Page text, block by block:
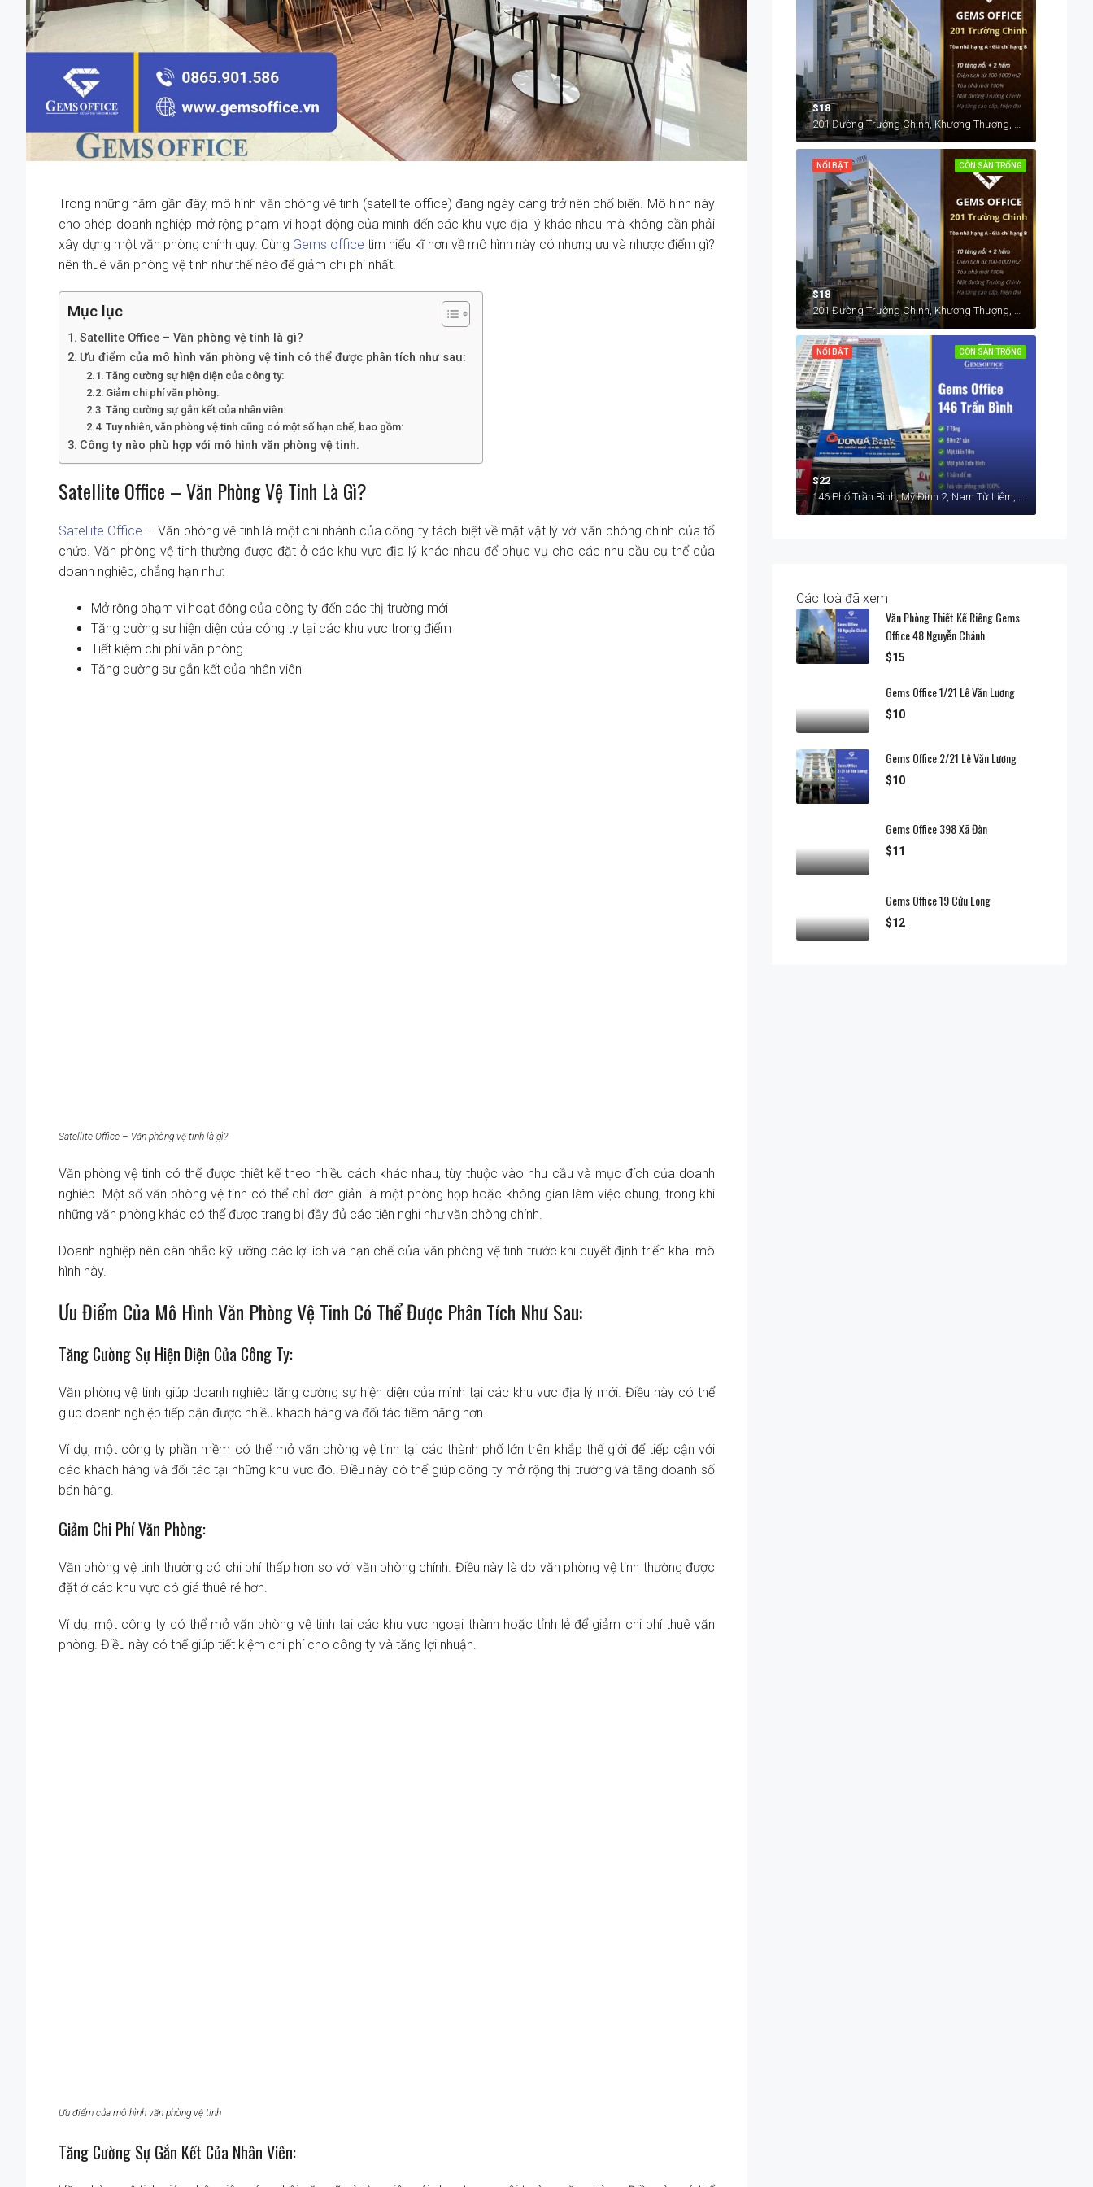
Trong những năm gần đây, mô hình văn phòng vệ tinh (satellite office) đang ngày càng trở nên phổ biến. Mô hình này
cho phép doanh nghiệp mở rộng phạm vi hoạt động của mình đến các khu vực địa lý khác nhau mà không cần phải
xây dựng một văn phòng chính quy. Cùng Gems office tìm hiểu kĩ hơn về mô hình này có nhưng ưu và nhược điểm gì?
nên thuê văn phòng vệ tinh như thế nào để giảm chi phí nhất.
Mục lục
Satellite Office – Văn phòng vệ tinh là gì?
Ưu điểm của mô hình văn phòng vệ tinh có thể được phân tích như sau:
Tăng cường sự hiện diện của công ty:
Giảm chi phí văn phòng:
Tăng cường sự gắn kết của nhân viên:
Tuy nhiên, văn phòng vệ tinh cũng có một số hạn chế, bao gồm:
Công ty nào phù hợp với mô hình văn phòng vệ tinh.
Satellite Office – Văn Phòng Vệ Tinh Là Gì?
Satellite Office – Văn phòng vệ tinh là một chi nhánh của công ty tách biệt về mặt vật lý với văn phòng chính của tổ
chức. Văn phòng vệ tinh thường được đặt ở các khu vực địa lý khác nhau để phục vụ cho các nhu cầu cụ thể của
doanh nghiệp, chẳng hạn như:
Mở rộng phạm vi hoạt động của công ty đến các thị trường mới
Tăng cường sự hiện diện của công ty tại các khu vực trọng điểm
Tiết kiệm chi phí văn phòng
Tăng cường sự gắn kết của nhân viên
Satellite Office – Văn phòng vệ tinh là gì?
Văn phòng vệ tinh có thể được thiết kế theo nhiều cách khác nhau, tùy thuộc vào nhu cầu và mục đích của doanh
nghiệp. Một số văn phòng vệ tinh có thể chỉ đơn giản là một phòng họp hoặc không gian làm việc chung, trong khi
những văn phòng khác có thể được trang bị đầy đủ các tiện nghi như văn phòng chính.
Doanh nghiệp nên cân nhắc kỹ lưỡng các lợi ích và hạn chế của văn phòng vệ tinh trước khi quyết định triển khai mô
hình này.
Ưu Điểm Của Mô Hình Văn Phòng Vệ Tinh Có Thể Được Phân Tích Như Sau:
Tăng Cường Sự Hiện Diện Của Công Ty:
Văn phòng vệ tinh giúp doanh nghiệp tăng cường sự hiện diện của mình tại các khu vực địa lý mới. Điều này có thể
giúp doanh nghiệp tiếp cận được nhiều khách hàng và đối tác tiềm năng hơn.
Ví dụ, một công ty phần mềm có thể mở văn phòng vệ tinh tại các thành phố lớn trên khắp thế giới để tiếp cận với
các khách hàng và đối tác tại những khu vực đó. Điều này có thể giúp công ty mở rộng thị trường và tăng doanh số
bán hàng.
Giảm Chi Phí Văn Phòng:
Văn phòng vệ tinh thường có chi phí thấp hơn so với văn phòng chính. Điều này là do văn phòng vệ tinh thường được
đặt ở các khu vực có giá thuê rẻ hơn.
Ví dụ, một công ty có thể mở văn phòng vệ tinh tại các khu vực ngoại thành hoặc tỉnh lẻ để giảm chi phí thuê văn
phòng. Điều này có thể giúp tiết kiệm chi phí cho công ty và tăng lợi nhuận.
Ưu điểm của mô hình văn phòng vệ tinh
Tăng Cường Sự Gắn Kết Của Nhân Viên:
$18
CÒN SÀN TRỐNG
NỔI BẬT
$18
201 Đường Trường Chinh, Khương Thượng, Đống Đa, Hà Nội, Việt Nam
CÒN SÀN TRỐNG
NỔI BẬT
$22
146 Phố Trần Bình, Mỹ Đình 2, Nam Từ Liêm, Hà Nội
Các toà đã xem
Văn Phòng Thiết Kế Riêng Gems
Office 48 Nguyễn Chánh
$15
Gems Office 1/21 Lê Văn Lương
$10
Gems Office 2/21 Lê Văn Lương
$10
Gems Office 398 Xã Đàn
$11
Gems Office 19 Cửu Long
$12